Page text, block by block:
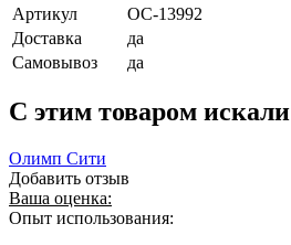
Артикул
ОС-13992
Доставка
да
Самовывоз
да
C этим товаром искали
Олимп Сити
Добавить отзыв
Ваша оценка:
Опыт использования: